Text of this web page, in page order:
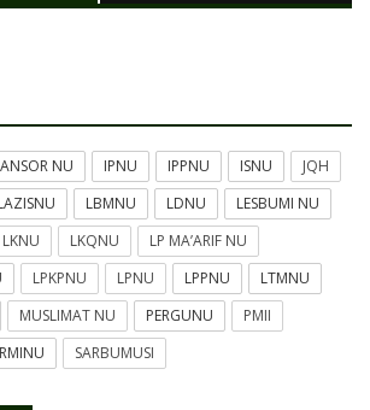
NU IPNU IPPNU ISNU
JQH
LBMNU LDNU
LESBUMI NU
LKNU LKQNU
LP MA’ARIF NU
LPKPNU LPNU LPPNU
LTMNU
MUSLIMAT NU PERGUNU
PMII
RMINU SARBUMUSI